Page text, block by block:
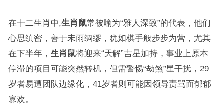
在十二生肖中,生肖鼠常被喻为“雅人深致”的代表，他们
心思缜密，善于未雨绸缪，犹如棋手般步步为营，尤其
在下半年， 生肖鼠将迎来“天解”吉星加持，事业上原本
停滞的项目可能突然转机，但需警惕“劫煞”星干扰，29
岁者易遭团队边缘化，41岁者则可能因领导责骂而郁郁
寡欢。